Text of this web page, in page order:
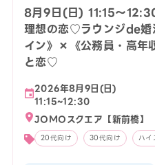
8月9日(日) 11:15〜
理想の恋♡ラウンジde婚
イン》×《公務員・高年
と恋♡
2026年8月9日(日)
11:15~12:30
JOMOスクエア【新前橋】
20代向け 30代向け ハイ